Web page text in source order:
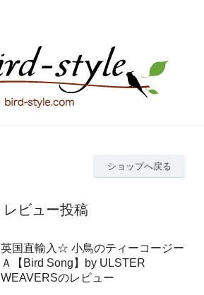
ショップへ戻る
レビュー投稿
英国直輸入☆ 小鳥のティーコージー
Ａ【Bird Song】by ULSTER
WEAVERSのレビュー